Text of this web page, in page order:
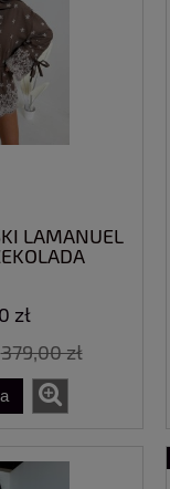
LAMANUEL
zł
379,00 zł